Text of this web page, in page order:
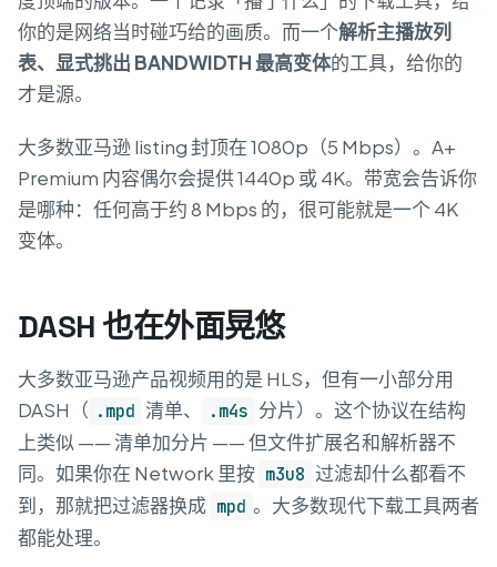
你的是网络当时碰巧给的画质。而一个解析主播放列
表、显式挑出 BANDWIDTH 最高变体的工具，给你的
才是源。
大多数亚马逊 listing 封顶在 1080p（5 Mbps）。A+
Premium 内容偶尔会提供 1440p 或 4K。带宽会告诉你
是哪种：任何高于约 8 Mbps 的，很可能就是一个 4K
变体。
DASH 也在外面晃悠
大多数亚马逊产品视频用的是 HLS，但有一小部分用
DASH（ .mpd 清单、 .m4s 分片）。这个协议在结构
上类似 —— 清单加分片 —— 但文件扩展名和解析器不
同。如果你在 Network 里按 m3u8 过滤却什么都看不
到，那就把过滤器换成 mpd 。大多数现代下载工具两者
都能处理。